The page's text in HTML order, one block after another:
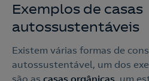
Exemplos de casas
autossustentáveis
Existem várias formas de
autossustentável, um dos
são as casas orgânicas, um